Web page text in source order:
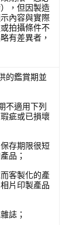
，但因製造
內容與實際
拍攝條件不
有差異者，
的鑑賞期並
不適用下列
疵或已損壞
存期限很短
品；
客製化的產
片印製產品
誌；